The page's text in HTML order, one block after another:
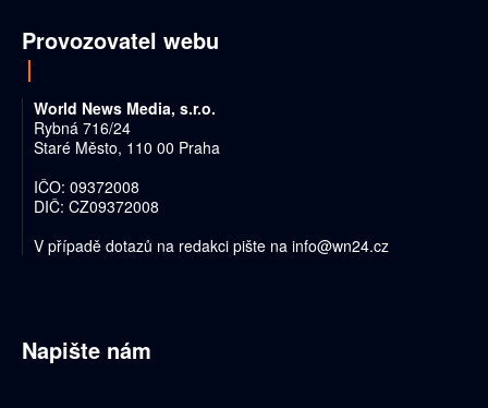
Provozovatel webu
World News Media, s.r.o.
Rybná 716/24
Staré Město, 110 00 Praha
IČO: 09372008
DIČ: CZ09372008
V případě dotazů na redakci pište na info@wn24.cz
Napište nám